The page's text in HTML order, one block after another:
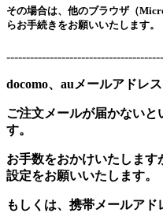
その場合は、他のブラウザ（
らお手続きをお願いいたします。
----------------------------------------
docomo、auメールアドレ
ご注文メールが届かないと
す。
お手数をおかけいたしま
設定をお願いいたします。
もしくは、携帯メールア